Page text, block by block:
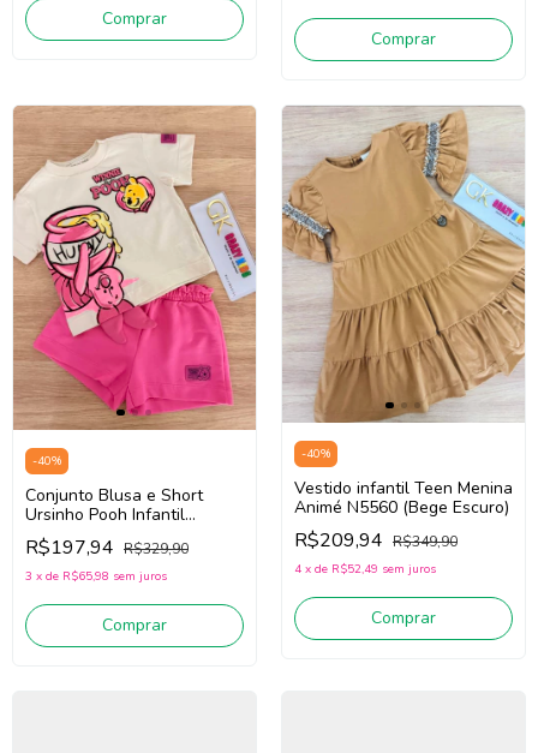
Comprar
Comprar
-40%
Conjunto Blusa e Short
Ursinho Pooh Infantil
Menina Animé P6510 (Off
White/Rosa)
R$197,94 R$329,90
3 x de R$65,98 sem juros
Comprar
-40%
Vestido infantil Teen Menina
Animé N5560 (Bege Escuro)
R$209,94 R$349,90
4 x de R$52,49 sem juros
Comprar